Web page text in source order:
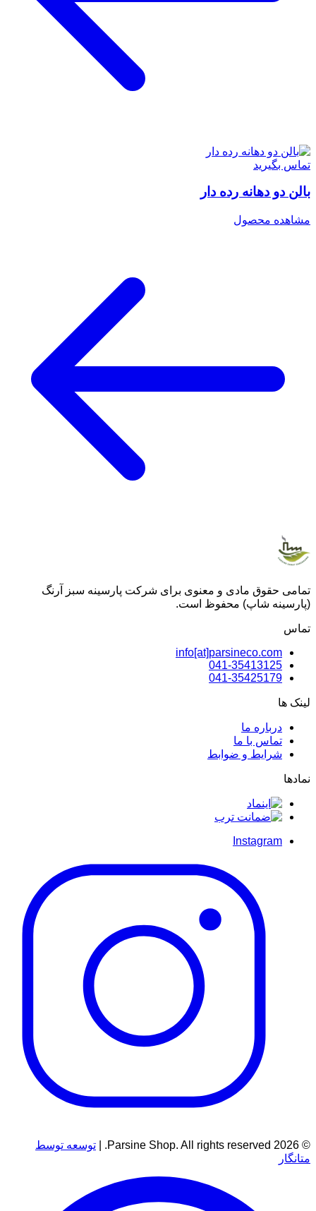
تماس بگیرید
بالن دو دهانه رده دار
مشاهده محصول
تمامی حقوق مادی و معنوی برای شرکت پارسینه سبز آرنگ
(پارسینه شاپ) محفوظ است.
تماس
info[at]parsineco.com
041-35413125
041-35425179
لینک ها
درباره ما
تماس با ما
شرایط و ضوابط
نمادها
Instagram
© 2026 Parsine Shop. All rights reserved. |
توسعه توسط
متانگار